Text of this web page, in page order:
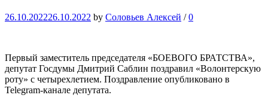
26.10.202226.10.2022 by Соловьев Алексей / 0
Первый заместитель председателя «БОЕВОГО БРАТСТВА»,
депутат Госдумы Дмитрий Саблин поздравил «Волонтерскую
роту» с четырехлетием. Поздравление опубликовано в
Telegram-канале депутата.